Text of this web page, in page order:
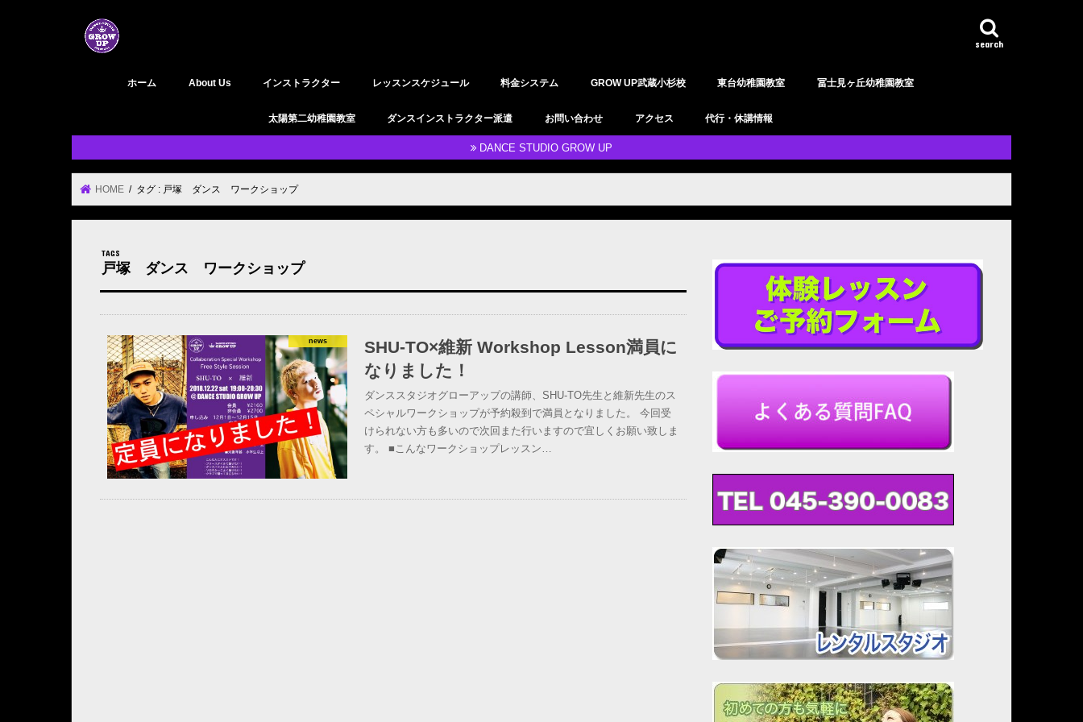
search
ホーム About Us
GROW UP 活動履歴
インストラクター レッスンスケジュール
YOGAレッスン
料金システム
レンタルスタジオ
GROW UP武蔵小杉校 東台幼稚園教室 冨士見ヶ丘幼稚園教室
太陽第二幼稚園教室 ダンスインストラクター派遣 お問い合わせ アクセス 代行・休講情報
DANCE STUDIO GROW UP
HOME タグ : 戸塚 ダンス ワークショップ
戸塚 ダンス ワークショップ
news
SHU-TO×維新 Workshop Lesson満員に
なりました！
ダンススタジオグローアップの講師、SHU-TO先生と維新先生のス
ペシャルワークショップが予約殺到で満員となりました。 今回受
けられない方も多いので次回また行いますので宜しくお願い致しま
す。 ■こんなワークショップレッスン…